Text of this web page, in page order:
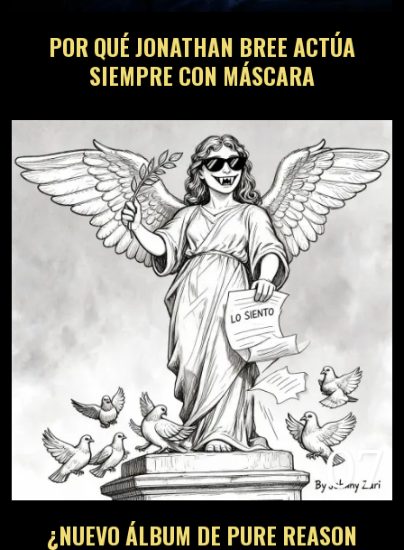
POR QUÉ JONATHAN BREE ACTÚA
SIEMPRE CON MÁSCARA
07
¿NUEVO ÁLBUM DE PURE REASON